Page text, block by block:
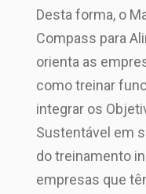
Desta forma, o
Compass para
orienta as
como treinar
integrar os
Sustentável em
do treinamento
empresas que